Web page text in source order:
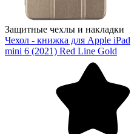
Защитные чехлы и накладки
Чехол - книжка для Apple iPad
mini 6 (2021) Red Line Gold